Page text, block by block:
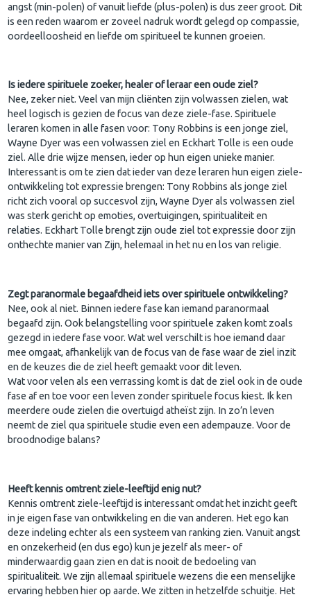
angst (min-polen) of vanuit liefde (plus-polen) is dus zeer groot. Dit
is een reden waarom er zoveel nadruk wordt gelegd op compassie,
oordeelloosheid en liefde om spiritueel te kunnen groeien.
Is iedere spirituele zoeker, healer of leraar een oude ziel?
Nee, zeker niet. Veel van mijn cliënten zijn volwassen zielen, wat
heel logisch is gezien de focus van deze ziele-fase. Spirituele
leraren komen in alle fasen voor: Tony Robbins is een jonge ziel,
Wayne Dyer was een volwassen ziel en Eckhart Tolle is een oude
ziel. Alle drie wijze mensen, ieder op hun eigen unieke manier.
Interessant is om te zien dat ieder van deze leraren hun eigen ziele-
ontwikkeling tot expressie brengen: Tony Robbins als jonge ziel
richt zich vooral op succesvol zijn, Wayne Dyer als volwassen ziel
was sterk gericht op emoties, overtuigingen, spiritualiteit en
relaties. Eckhart Tolle brengt zijn oude ziel tot expressie door zijn
onthechte manier van Zijn, helemaal in het nu en los van religie.
Zegt paranormale begaafdheid iets over spirituele ontwikkeling?
Nee, ook al niet. Binnen iedere fase kan iemand paranormaal
begaafd zijn. Ook belangstelling voor spirituele zaken komt zoals
gezegd in iedere fase voor. Wat wel verschilt is hoe iemand daar
mee omgaat, afhankelijk van de focus van de fase waar de ziel inzit
en de keuzes die de ziel heeft gemaakt voor dit leven.
Wat voor velen als een verrassing komt is dat de ziel ook in de oude
fase af en toe voor een leven zonder spirituele focus kiest. Ik ken
meerdere oude zielen die overtuigd atheïst zijn. In zo’n leven
neemt de ziel qua spirituele studie even een adempauze. Voor de
broodnodige balans?
Heeft kennis omtrent ziele-leeftijd enig nut?
Kennis omtrent ziele-leeftijd is interessant omdat het inzicht geeft
in je eigen fase van ontwikkeling en die van anderen. Het ego kan
deze indeling echter als een systeem van ranking zien. Vanuit angst
en onzekerheid (en dus ego) kun je jezelf als meer- of
minderwaardig gaan zien en dat is nooit de bedoeling van
spiritualiteit. We zijn allemaal spirituele wezens die een menselijke
ervaring hebben hier op aarde. We zitten in hetzelfde schuitje. Het